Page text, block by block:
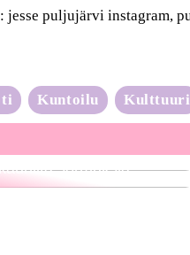
jesse puljujärvi instagram,
Kuntoilu Kulttuuri
sormuksia